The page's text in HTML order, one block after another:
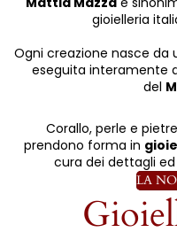
gioielleria
Ogni creazione nasce da
eseguita interamente
del
Corallo, perle e
prendono forma in
cura dei dettagli
LA